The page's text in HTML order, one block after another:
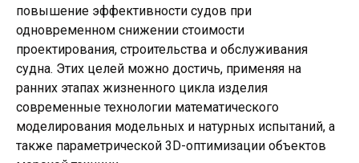
повышение эффективности судов при
одновременном снижении стоимости
проектирования, строительства и обслуживания
судна. Этих целей можно достичь, применяя на
ранних этапах жизненного цикла изделия
современные технологии математического
моделирования модельных и натурных испытаний, а
также параметрической 3D-оптимизации объектов